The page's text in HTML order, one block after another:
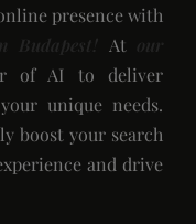
presence with
Budapest! At
of AI to deliver
unique needs.
boost your search
and drive